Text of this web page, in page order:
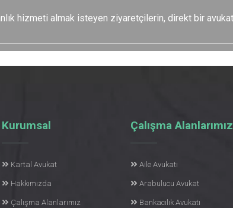
hizmeti almak isteyen ziyaretçilerin, direkt bir
Kurumsal
Kartal Avukat
Hakkımızda
Çalışma Alanlarımız
Çalışma Alanlarımız
Aile Avukatı
Arabulucu Avukat
Bankacılık Avukatı